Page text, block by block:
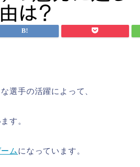
選手の活躍によって、
す。
ム になっています。